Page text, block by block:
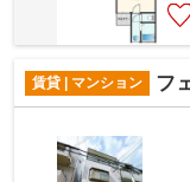
賃貸 | マンション フ